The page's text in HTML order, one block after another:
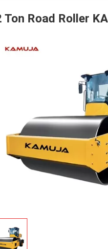
Ton Road Roller